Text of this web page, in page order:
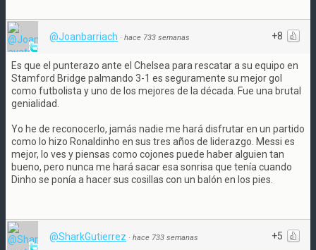
+8
@Joanbarriach · hace 733 semanas
Es que el punterazo ante el Chelsea para rescatar a su equipo en
Stamford Bridge palmando 3-1 es seguramente su mejor gol
como futbolista y uno de los mejores de la década. Fue una brutal
genialidad.
Yo he de reconocerlo, jamás nadie me hará disfrutar en un partido
como lo hizo Ronaldinho en sus tres años de liderazgo. Messi es
mejor, lo ves y piensas como cojones puede haber alguien tan
bueno, pero nunca me hará sacar esa sonrisa que tenía cuando
Dinho se ponía a hacer sus cosillas con un balón en los pies.
+5
@SharkGutierrez · hace 733 semanas